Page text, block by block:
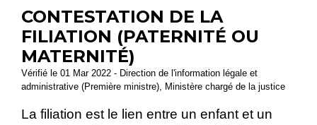
CONTESTATION DE LA
FILIATION (PATERNITÉ OU
MATERNITÉ)
Vérifié le 01 Mar 2022 - Direction de l'information légale et
administrative (Première ministre), Ministère chargé de la justice
La filiation est le lien entre un enfant et un